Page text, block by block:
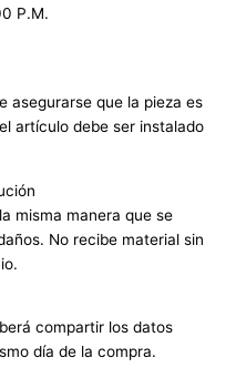
P.M.
asegurarse que la pieza es
artículo debe ser instalado
misma manera que se
No recibe material sin
compartir los datos
día de la compra.